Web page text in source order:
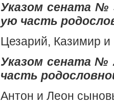
Указом сената №
ую часть
Цезарий, Казимир
Указом сената №
часть
Антон и Леон